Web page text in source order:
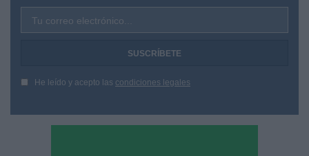
Tu correo electrónico...
He leído y acepto las condiciones legales